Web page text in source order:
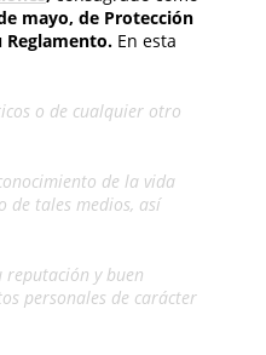
mayo, de Protección
Reglamento. En esta
o de cualquier otro
de la vida
de tales medios, así
y buen
personales de carácter